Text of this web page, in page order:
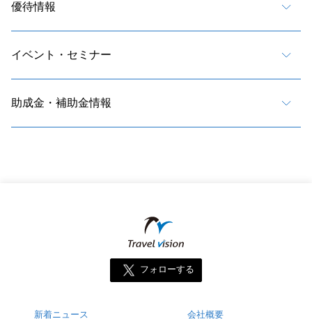
優待情報
イベント・セミナー
助成金・補助金情報
フォローする
新着ニュース
会社概要